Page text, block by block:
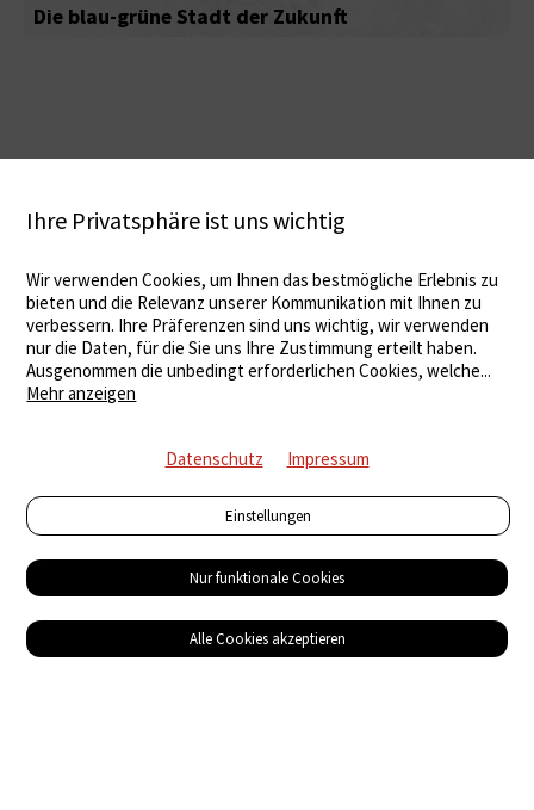
Die blau-grüne Stadt der Zukunft
Ihre Privatsphäre ist uns wichtig
Wir verwenden Cookies, um Ihnen das bestmögliche Erlebnis zu
bieten und die Relevanz unserer Kommunikation mit Ihnen zu
verbessern. Ihre Präferenzen sind uns wichtig, wir verwenden
nur die Daten, für die Sie uns Ihre Zustimmung erteilt haben.
Ausgenommen die unbedingt erforderlichen Cookies, welche...
Mehr anzeigen
Datenschutz Impressum
Einstellungen
Nur funktionale Cookies
Alle Cookies akzeptieren